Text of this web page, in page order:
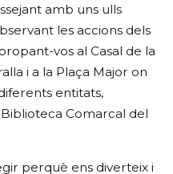
amb uns ulls
les accions dels
vos al Casal de la
i a la Plaça Major on
entitats,
Comarcal del
perquè ens diverteix i